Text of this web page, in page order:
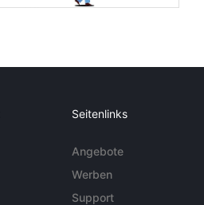
Seitenlinks
Angebote
Werben
Support